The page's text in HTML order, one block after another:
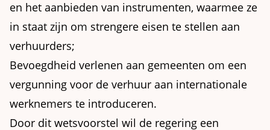
en het aanbieden van instrumenten, waarmee ze
in staat zijn om strengere eisen te stellen aan
verhuurders;
Bevoegdheid verlenen aan gemeenten om een
vergunning voor de verhuur aan internationale
werknemers te introduceren.
Door dit wetsvoorstel wil de regering een